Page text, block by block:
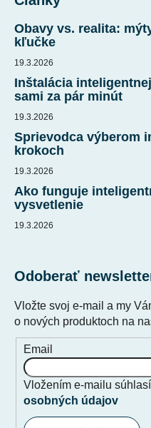
Obavy vs. realita:
kľučke
19.3.2026
Inštalácia
sami za pár minút
19.3.2026
Sprievodca výberom
krokoch
19.3.2026
Ako funguje
vysvetlenie
19.3.2026
Odoberať
Vložte svoj e-mail a my
o nových produktoch na
Email
Vložením e-mailu
osobných údajov